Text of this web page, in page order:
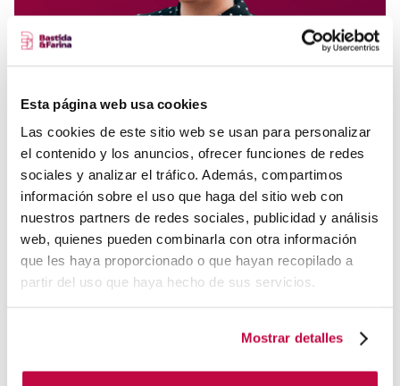
Esta página web usa cookies
Las cookies de este sitio web se usan para personalizar
el contenido y los anuncios, ofrecer funciones de redes
sociales y analizar el tráfico. Además, compartimos
información sobre el uso que haga del sitio web con
nuestros partners de redes sociales, publicidad y análisis
web, quienes pueden combinarla con otra información
que les haya proporcionado o que hayan recopilado a
partir del uso que haya hecho de sus servicios.
Mostrar detalles
SECTOR
SECTOR SERVICIOS, AUNQUE ME ADAPTO A
CUALQUIER SECTOR ¡ME GUSTA APRENDER DE
INSTAGRAM